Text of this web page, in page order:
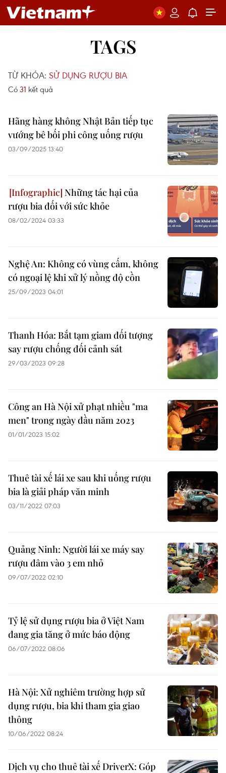
TAGS
TỪ KHÓA: SỬ DỤNG RƯỢU BIA
Có 31 kết quả
Hãng hàng không Nhật Bản tiếp tục
vướng bê bối phi công uống rượu
03/09/2025 13:40
Những tác hại của
rượu bia đối với sức khỏe
08/02/2024 03:33
Nghệ An: Không có vùng cấm, không
có ngoại lệ khi xử lý nồng độ cồn
25/09/2023 04:01
Thanh Hóa: Bắt tạm giam đối tượng
say rượu chống đối cảnh sát
29/03/2023 09:28
Công an Hà Nội xử phạt nhiều "ma
men" trong ngày đầu năm 2023
01/01/2023 15:02
Thuê tài xế lái xe sau khi uống rượu
bia là giải pháp văn minh
03/11/2022 07:03
Quảng Ninh: Người lái xe máy say
rượu đâm vào 3 em nhỏ
09/07/2022 02:10
Tỷ lệ sử dụng rượu bia ở Việt Nam
đang gia tăng ở mức báo động
06/07/2022 08:06
Hà Nội: Xử nghiêm trường hợp sử
dụng rượu, bia khi tham gia giao
thông
10/06/2022 08:24
Dịch vụ cho thuê tài xế DriverX: Góp